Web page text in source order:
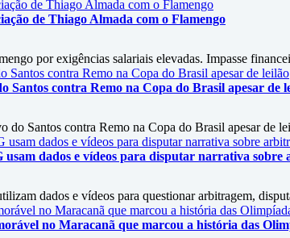
de Thiago Almada com o Flamengo
por exigências salariais elevadas. Impasse
Santos contra Remo na Copa do Brasil apesar de
do Santos contra Remo na Copa do Brasil apesar de
usam dados e vídeos para disputar narrativa
dados e vídeos para questionar arbitragem,
no Maracanã que marcou a história das